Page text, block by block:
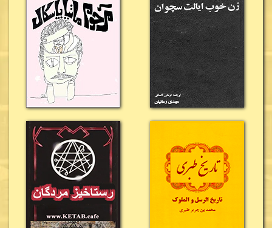
یکی دیگر از جنبه‌های ارزشمند کتاب، نمایشگذار آمریکا از
غرب وحشی به جامعه‌ای قانون‌مند و صنعتی است. در
فرهنگ عامه، غرب آمریکا معمولاً با کابوی‌ها، دوئل‌های
خیابانی، تب طلا و بی‌قانونی شناخته می‌شود؛ اما نویسنده
نشان می‌دهد که پایان این دوره نه با جنگ، بلکه با توسعه
زیرساخت‌ها، گسترش حمل‌ونقل، رونق تجارت و استقرار
حکومت مرکزی رقم خورد. راه‌آهن، بیش از هر عامل دیگری،
توانست شهرهای پراکنده را به هم متصل کند، مهاجرت را
تسهیل سازد و امنیت و نظم را به مناطق غربی بازگرداند.
از سوی دیگر، مطالعه این کتاب تنها برای علاقه‌مندان به
تاریخ آمریکا جذاب نیست.
اسب آتشی در غربدر حقیقت
روایتی از نقش فناوری در تغییر سرنوشت ملت‌هاست. این
اثر نشان می‌دهد چگونه یک نوآوری بزرگ می‌تواند ساختار
اقتصادی، اجتماعی و حتی فرهنگی یک کشور را متحول
کند؛ موضوعی که هنوز نیز در دنیای امروز اهمیت فراوانی